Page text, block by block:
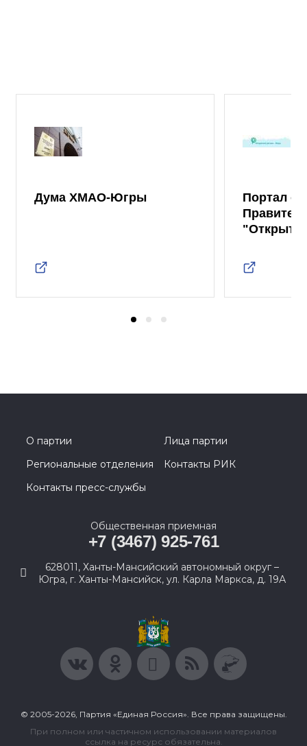
Дума ХМАО-Югры
Портал
О партии
Лица партии
Региональные отделения
Контакты РИК
Контакты пресс-службы
Общественная приемная
+7 (3467) 925-761
628011, Ханты-Мансийский автономный округ –
Югра, г. Ханты-Мансийск, ул. Карла Маркса, д. 19А
© 2005-2026, Партия «Единая Россия». Все права защищены.
При полном или частичном использовании материалов
ссылка на ресурс обязательна.